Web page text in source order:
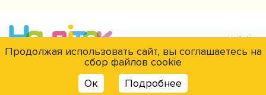
© NaDitok © 2012-2026Интернет-магазин товаров для детей Naditok.
Продолжая использовать сайт, вы соглашаетесь на
сбор файлов cookie
Ок
Подробнее